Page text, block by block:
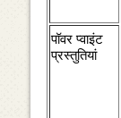
पॉवर प्‍वाइंट
प्रस्‍तुतियां